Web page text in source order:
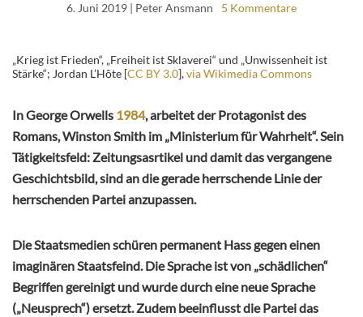
6. Juni 2019 | Peter Ansmann 5 Kommentare
„Krieg ist Frieden“, „Freiheit ist Sklaverei“ und „Unwissenheit ist
Stärke“; Jordan L’Hôte [CC BY 3.0],via Wikimedia Commons
In George Orwells 1984, arbeitet der Protagonist des
Romans, Winston Smith im „Ministerium für Wahrheit“. Sein
Tätigkeitsfeld: Zeitungsasrtikel und damit das vergangene
Geschichtsbild, sind an die gerade herrschende Linie der
herrschenden Partei anzupassen.
Die Staatsmedien schüren permanent Hass gegen einen
imaginären Staatsfeind. Die Sprache ist von „schädlichen“
Begriffen gereinigt und wurde durch eine neue Sprache
(„Neusprech“) ersetzt. Zudem beeinflusst die Partei das